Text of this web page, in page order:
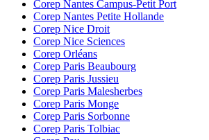
Corep Nantes Campus-Petit Port
Corep Nantes Petite Hollande
Corep Nice Droit
Corep Nice Sciences
Corep Orléans
Corep Paris Beaubourg
Corep Paris Jussieu
Corep Paris Malesherbes
Corep Paris Monge
Corep Paris Sorbonne
Corep Paris Tolbiac